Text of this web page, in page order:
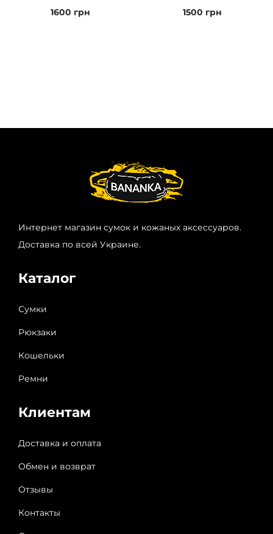
1600 грн 1500 грн
Интернет магазин сумок и кожаных аксессуаров.
Доставка по всей Украине.
Каталог
Сумки
Рюкзаки
Кошельки
Ремни
Клиентам
Доставка и оплата
Обмен и возврат
Отзывы
Контакты